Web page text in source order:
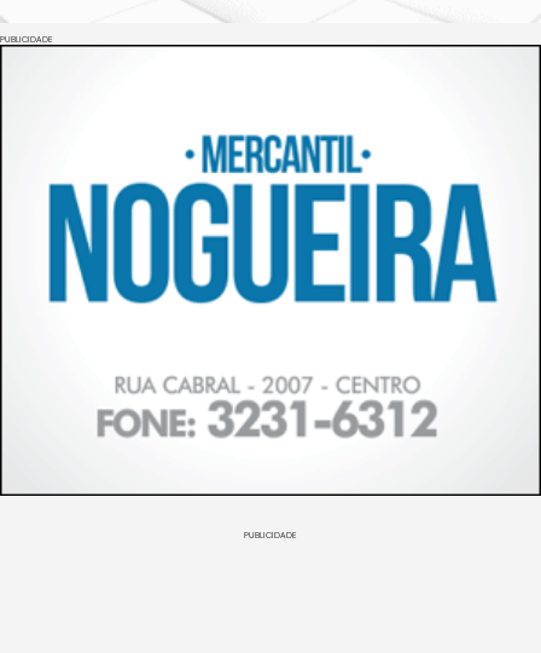
PUBLICIDADE
PUBLICIDADE